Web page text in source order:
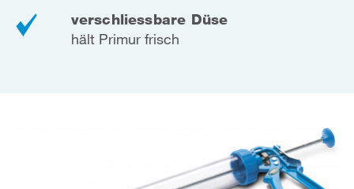
verschliessbare Düse
hält Primur frisch